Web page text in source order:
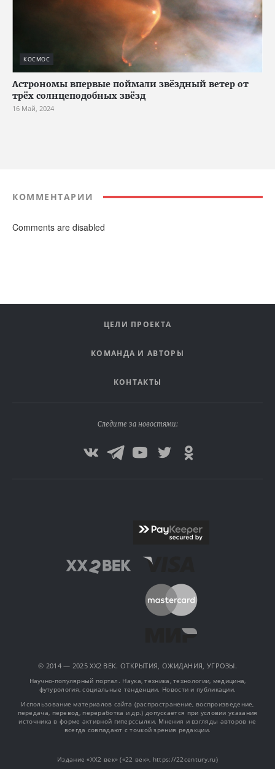
КОСМОС
Астрономы впервые поймали звёздный ветер от
трёх солнцеподобных звёзд
16 Май, 2024
КОММЕНТАРИИ
Comments are disabled
ЦЕЛИ ПРОЕКТА
КОМАНДА И АВТОРЫ
КОНТАКТЫ
Следите за новостями:
© 2014 — 2025 XX2 ВЕК. ОТКРЫТИЯ, ОЖИДАНИЯ, УГРОЗЫ.
Научно-популярный портал. Наука, техника, технологии, медицина,
футурология, социальные тенденции. Новости и публикации.
Использование материалов сайта (распространение, воспроизведение,
передача, перевод, переработка и др.) допускается при условии указания
источника в форме активной гиперссылки. Мнения и взгляды авторов не
всегда совпадают с точкой зрения редакции.
Издание «XX2 век» («22 век», https://22century.ru)